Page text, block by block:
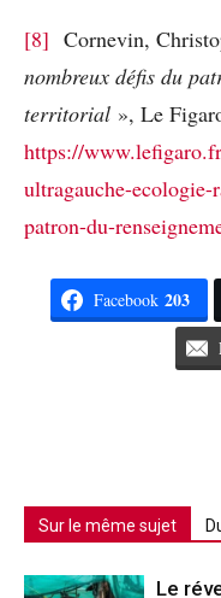
[8] Cornevin,
nombreux défis du
territorial », Le
https://
ultragauche-
patron-du-
Facebook 203
Sur le même sujet
Le